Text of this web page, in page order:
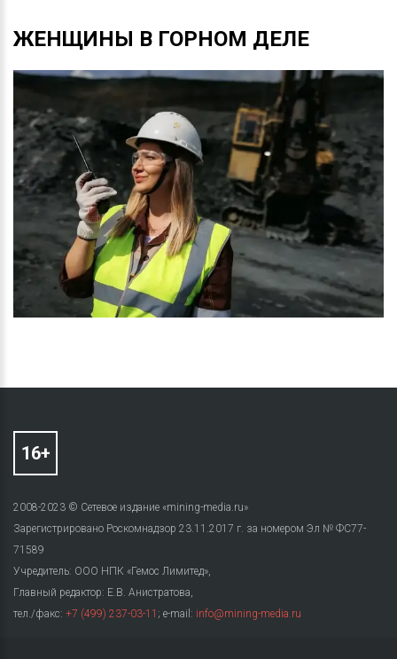
ЖЕНЩИНЫ В ГОРНОМ ДЕЛЕ
2008-2023 © Сетевое издание «mining-media.ru»
Зарегистрировано Роскомнадзор 23.11.2017 г. за номером Эл № ФС77-
71589
Учредитель: ООО НПК «Гемос Лимитед»,
Главный редактор: Е.В. Анистратова,
тел./факс: +7 (499) 237-03-11 ; e-mail: info@mining-media.ru